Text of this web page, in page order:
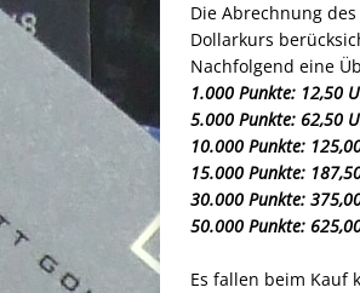
Die Abrechnung
Dollarkurs
Nachfolgend eine
1.000 Punkte: 12,50
5.000 Punkte: 62,50
10.000 Punkte:
15.000 Punkte:
30.000 Punkte:
50.000 Punkte:
Es fallen beim Kauf